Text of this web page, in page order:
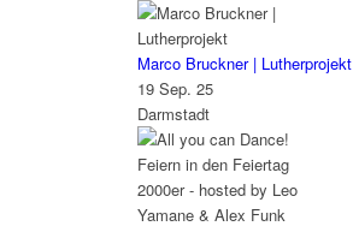
Marco Bruckner | Lutherprojekt
19 Sep. 25
Darmstadt